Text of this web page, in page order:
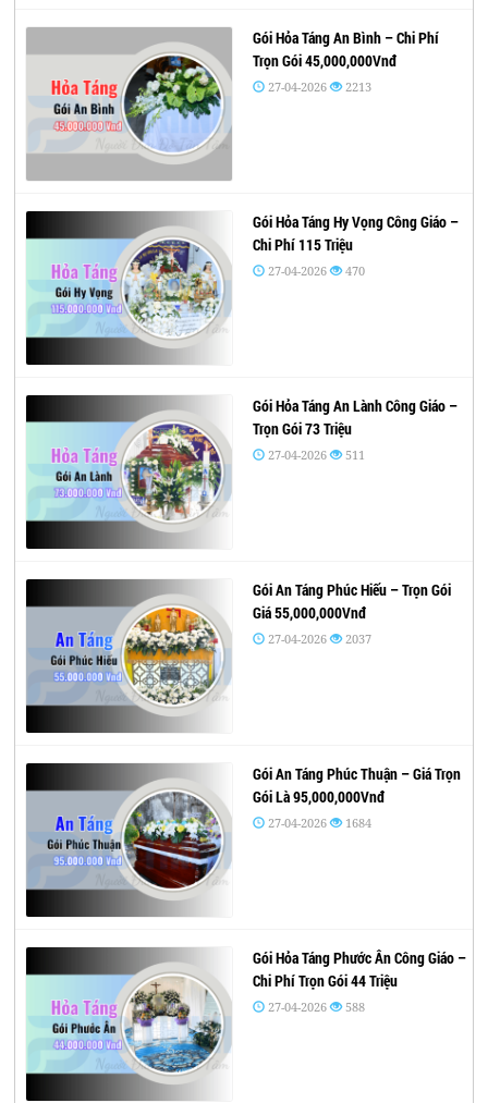
Gói Hỏa Táng An Bình – Chi Phí
Trọn Gói 45,000,000Vnđ
27-04-2026 2213
Gói Hỏa Táng Hy Vọng Công Giáo –
Chi Phí 115 Triệu
27-04-2026 470
Gói Hỏa Táng An Lành Công Giáo –
Trọn Gói 73 Triệu
27-04-2026 511
Gói An Táng Phúc Hiếu – Trọn Gói
Giá 55,000,000Vnđ
27-04-2026 2037
Gói An Táng Phúc Thuận – Giá Trọn
Gói Là 95,000,000Vnđ
27-04-2026 1684
Gói Hỏa Táng Phước Ân Công Giáo –
Chi Phí Trọn Gói 44 Triệu
27-04-2026 588